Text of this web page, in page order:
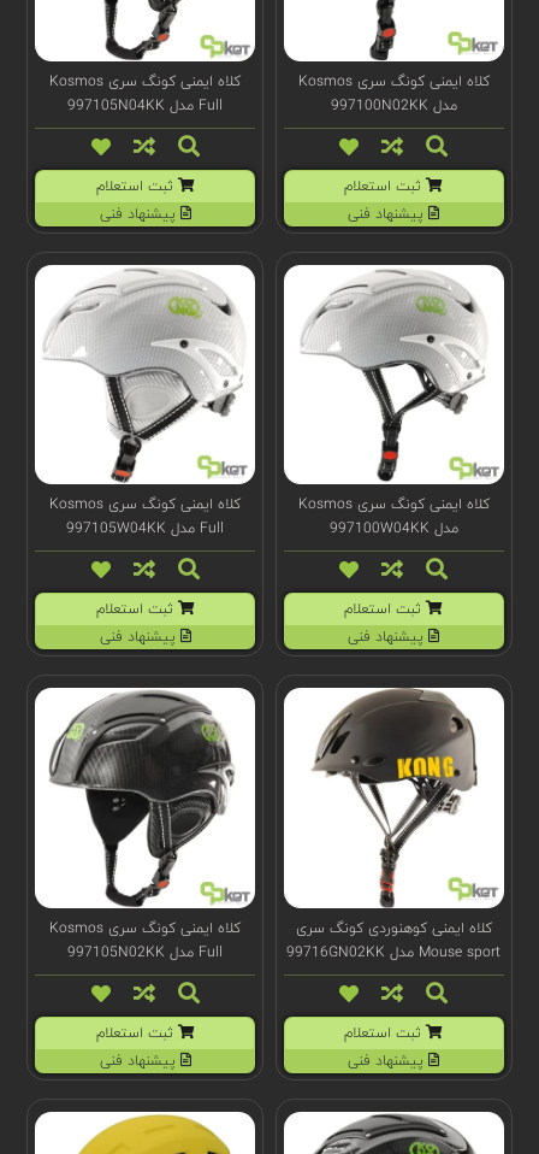
کلاه ایمنی کونگ سری Kosmos
مدل 997100N02KK
ثبت استعلام
پیشنهاد فنی
کلاه ایمنی کونگ سری Kosmos
Full مدل 997105N04KK
ثبت استعلام
پیشنهاد فنی
کلاه ایمنی کونگ سری Kosmos
مدل 997100W04KK
ثبت استعلام
پیشنهاد فنی
کلاه ایمنی کونگ سری Kosmos
Full مدل 997105W04KK
ثبت استعلام
پیشنهاد فنی
کلاه ایمنی کوهنوردی کونگ سری
Mouse sport مدل 99716GN02KK
ثبت استعلام
پیشنهاد فنی
کلاه ایمنی کونگ سری Kosmos
Full مدل 997105N02KK
ثبت استعلام
پیشنهاد فنی